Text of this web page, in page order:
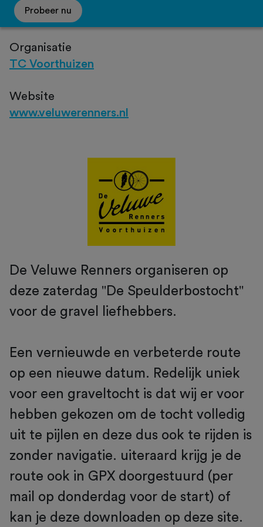
Probeer nu
Organisatie
TC Voorthuizen
Website
www.veluwerenners.nl
De Veluwe Renners organiseren op
deze zaterdag "De Speulderbostocht"
voor de gravel liefhebbers.
Een vernieuwde en verbeterde route
op een nieuwe datum. Redelijk uniek
voor een graveltocht is dat wij er voor
hebben gekozen om de tocht volledig
uit te pijlen en deze dus ook te rijden is
zonder navigatie. uiteraard krijg je de
route ook in GPX doorgestuurd (per
mail op donderdag voor de start) of
kan je deze downloaden op deze site.